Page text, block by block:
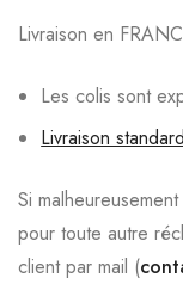
Livraison en
Les colis sont
Livraison standard
Si
pour toute autre
client par mail (